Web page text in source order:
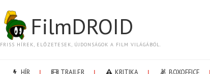
FilmDROID
FRISS HÍREK, ELŐZETESEK, ÚJDONSÁGOK A FILM VILÁGÁBÓL.
HÍR TRAILER KRITIKA BOXOFFICE